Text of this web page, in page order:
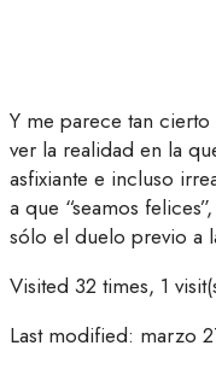
Y me parece tan
ver la realidad en la
asfixiante e incluso
a que “seamos
sólo el duelo previo a
Visited 32 times, 1
Last modified: marzo